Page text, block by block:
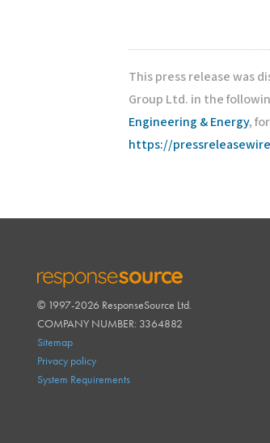
This press release was
Group Ltd. in the
Engineering & Energy,
https://
RESPONSESOURCE
© 1997-2026 ResponseSource Ltd.
COMPANY NUMBER: 3364882
Sitemap
Privacy policy
System Requirements